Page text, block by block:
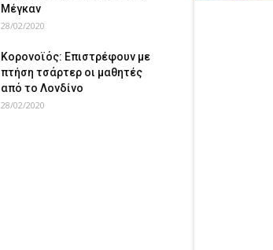
Μέγκαν
28/02/2020
Κορονοϊός: Επιστρέφουν με
πτήση τσάρτερ οι μαθητές
από το Λονδίνο
28/02/2020